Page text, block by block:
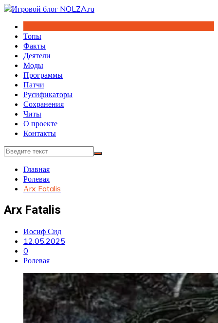
Перейти
содержимому
Топы
Факты
Деятели
Моды
Программы
Патчи
Русификаторы
Сохранения
Читы
О проекте
Контакты
Главная
Ролевая
Аrx Fatalis
Аrx Fatalis
Иосиф Сид
12.05.2025
0
Ролевая